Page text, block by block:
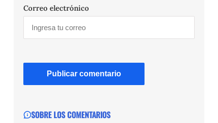
Correo electrónico
SOBRE LOS COMENTARIOS